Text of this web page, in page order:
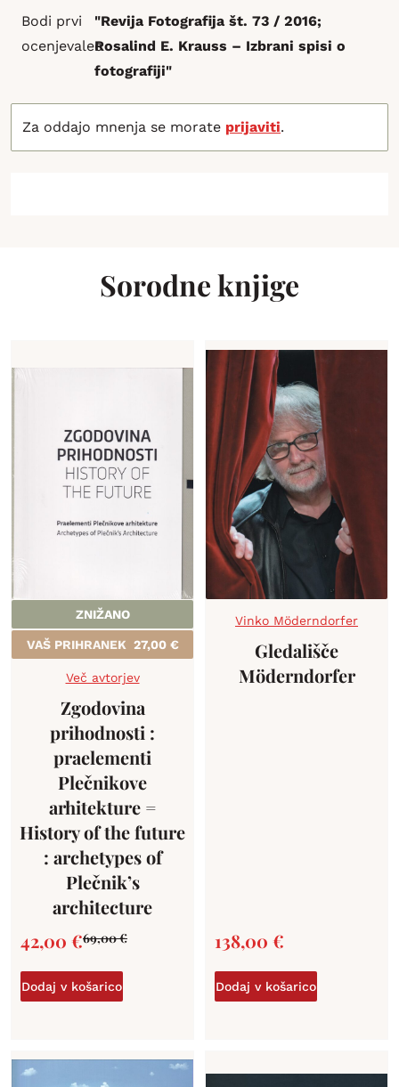
Bodi prvi
ocenjevalec
"Revija Fotografija št. 73 / 2016;
Rosalind E. Krauss – Izbrani spisi o
fotografiji"
Za oddajo mnenja se morate prijaviti.
Sorodne knjige
ZNIŽANO
VAŠ PRIHRANEK 27,00 €
Več avtorjev
Zgodovina
prihodnosti :
praelementi
Plečnikove
arhitekture =
History of the future
: archetypes of
Plečnik’s
architecture
69,00€
42,00 €
Dodaj v košarico
Vinko Möderndorfer
Gledališče
Möderndorfer
138,00 €
Dodaj v košarico